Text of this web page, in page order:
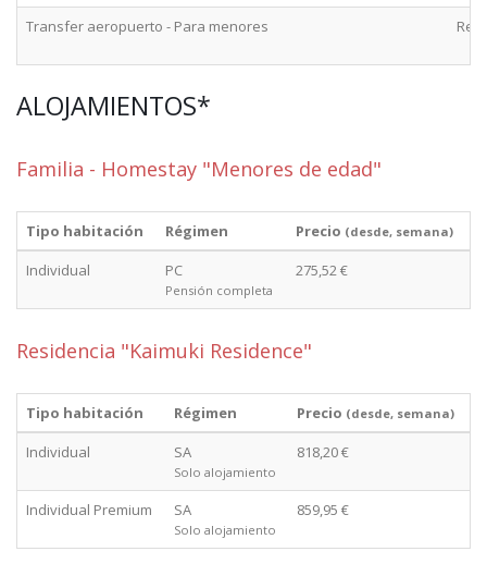
Transfer aeropuerto - Para menores
ALOJAMIENTOS*
Familia - Homestay "Menores de edad"
Tipo habitación Régimen Precio (desde, semana)
Individual PC
Pensión completa
275,52 €
Residencia "Kaimuki Residence"
Tipo habitación Régimen Precio (desde, semana)
Individual SA
Solo alojamiento
818,20 €
Individual Premium SA
Solo alojamiento
859,95 €